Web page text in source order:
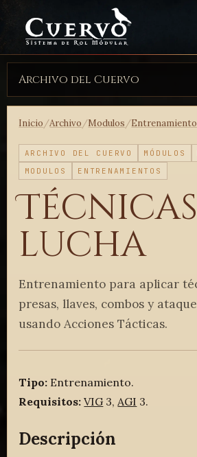
Archivo del Cuervo
Inicio/Archivo/Modulos/
ARCHIVO DEL CUERVO MÓDULOS
MODULOS
ENTRENAMIENTOS
lucha
Entrenamiento para aplicar
presas, llaves, combos y
usando Acciones Tácticas.
Tipo: Entrenamiento.
Requisitos: VIG 3,AGI 3.
Descripción